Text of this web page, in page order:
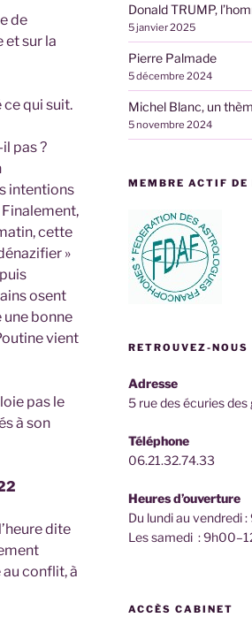
de
et sur la
qui suit.
pas ?
intentions
cette
»
osent
une bonne
vient
pas le
à son
dite
conflit, à
Donald TRUMP,
5 janvier 2025
Pierre Palmade
5 décembre 2024
Michel Blanc, un
5 novembre 2024
MEMBRE ACTIF DE
RETROUVEZ-NOUS
Adresse
5 rue des écuries
Téléphone
06.21.32.74.33
Heures d’ouverture
Du lundi au vendredi
Les samedi :
ACCÈS CABINET